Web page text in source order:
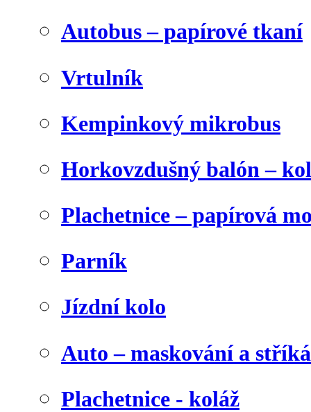
Autobus – papírové tkaní
Vrtulník
Kempinkový mikrobus
Horkovzdušný balón –
Plachetnice – papírová
Parník
Jízdní kolo
Auto – maskování a
Plachetnice - koláž